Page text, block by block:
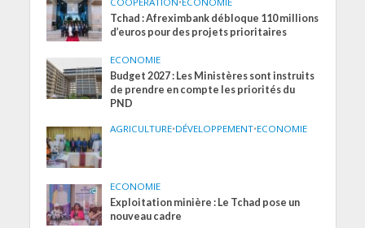
Tchad : Afreximbank débloque 110 millions
d’euros pour des projets prioritaires
ECONOMIE
Budget 2027 : Les Ministères sont instruits
de prendre en compte les priorités du
PND
AGRICULTURE•DÉVELOPPEMENT•ECONOMIE
ECONOMIE
Exploitation minière : Le Tchad pose un
nouveau cadre